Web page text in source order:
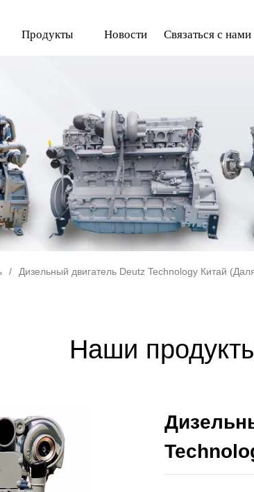
Продукты Новости Связаться с нами
/ Дизельный двигатель Deutz Technology Китай
Наши